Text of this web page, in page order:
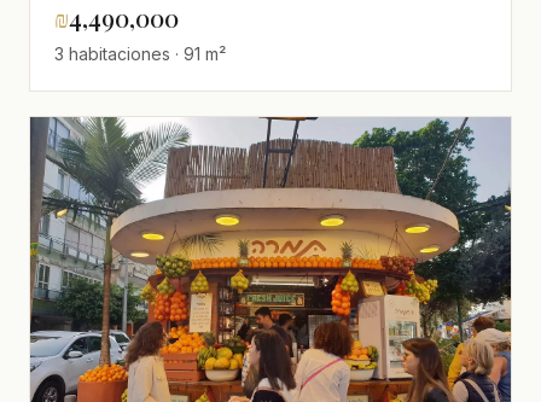
tranquila,Espléndido,Renovado,espacioso
₪4,490,000
3 habitaciones · 91 m²